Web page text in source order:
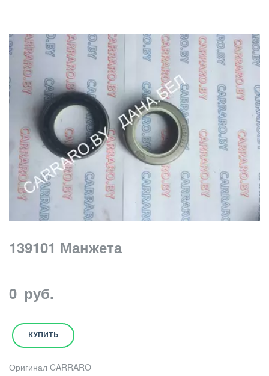
139101 Манжета
0 руб.
КУПИТЬ
Оригинал CARRARO